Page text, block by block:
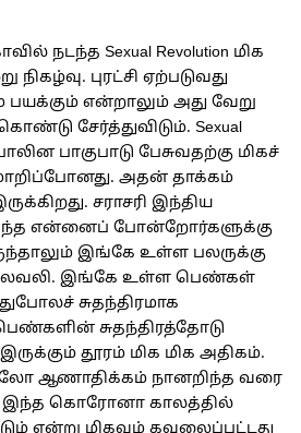
நடந்த Sexual Revolution மிக
புரட்சி ஏற்படுவது
என்றாலும் அது வேறு
சேர்த்துவிடும். Sexual
பாலின பாகுபாடு பேசுவதற்கு மிகச்
அதன் தாக்கம்
சராசரி இந்திய
வந்த என்னைப் போன்றோர்களுக்கு
இங்கே உள்ள பலருக்கு
இங்கே உள்ள பெண்கள்
சுதந்திரமாக
சுதந்திரத்தோடு
தூரம் மிக மிக அதிகம்.
ஆணாதிக்கம் நானறிந்த வரை
இந்த கொரோனா காலத்தில்